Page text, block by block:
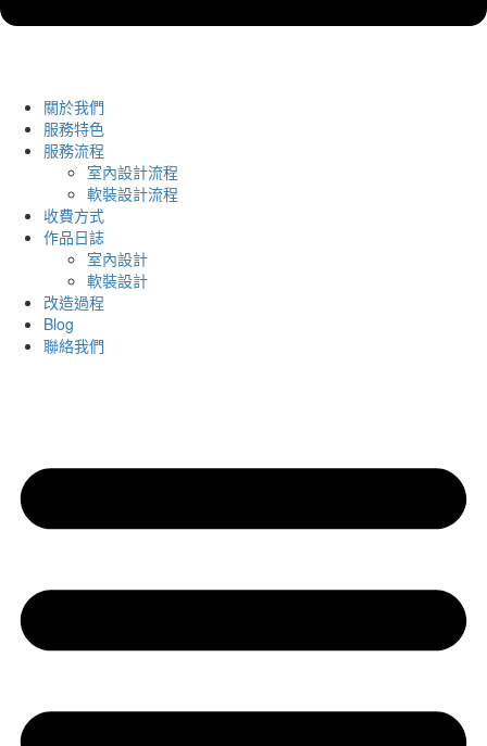
關於我們
服務特色
服務流程
室內設計流程
軟裝設計流程
收費方式
作品日誌
室內設計
軟裝設計
改造過程
Blog
聯絡我們